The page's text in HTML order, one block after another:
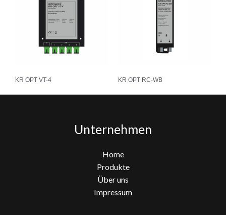
KR OPT VT-4 KR OPT RC-WB
Unternehmen
Home
Produkte
Über uns
Impressum